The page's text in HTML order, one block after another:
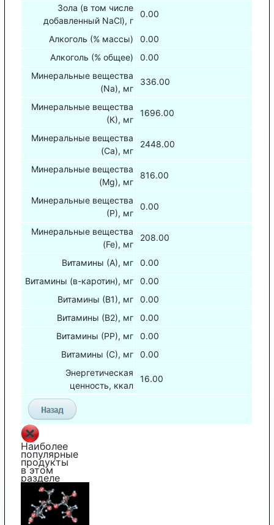
Зола (в том числе
добавленный NaCl), г
0.00
Алкоголь (% массы)
0.00
Алкоголь (% общее)
0.00
Минеральные вещества
(Na), мг
336.00
Минеральные вещества
(К), мг
1696.00
Минеральные вещества
(Са), мг
2448.00
Минеральные вещества
(Mg), мг
816.00
Минеральные вещества
(Р), мг
0.00
Минеральные вещества
(Fe), мг
208.00
Витамины (А), мг
0.00
Витамины (в-каротин), мг
0.00
Витамины (В1), мг
0.00
Витамины (В2), мг
0.00
Витамины (РР), мг
0.00
Витамины (С), мг
0.00
Энергетическая
ценность, ккал
16.00
Наиболее
популярные
продукты
в этом
разделе